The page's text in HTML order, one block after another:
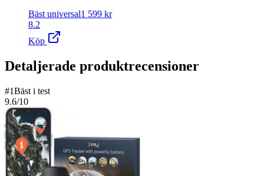
Bäst universal1 599 kr
8.2
Köp
Detaljerade produktrecensioner
#1Bäst i test
9.6/10